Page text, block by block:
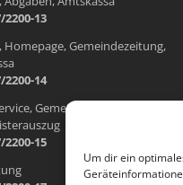
Um dir ein
2200-13
Homepage, Gemeindezeitung,
2200-14
Gemeindewohnungen,
2200-15